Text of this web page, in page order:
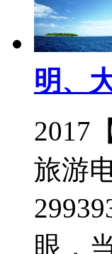
明、
2017
旅游
眼，